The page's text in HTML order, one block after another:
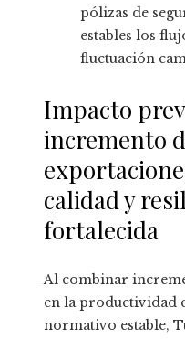
pólizas de
estables los
fluctuación
Impacto
incremento
calidad y
fortalecida
Al combinar
en la productividad
normativo estable,